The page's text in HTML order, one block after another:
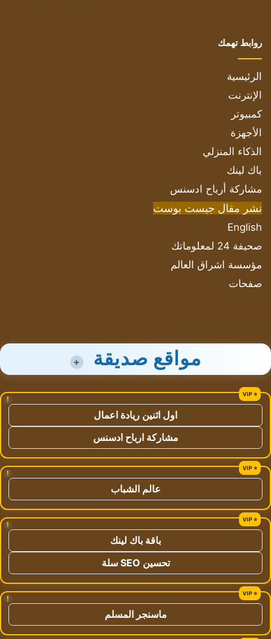
روابط تهمك
الرئيسية
الإنترنت
كمبيوتر
الأجهزة
الذكاء المنزلي
باك لينك
مشاركة أرباح ادسنس
نشر مقال جيست بوست
English
صحيفة 24 لمعلوماتك
مؤسسة اشراق العالم
صفحات
مواقع صديقة +
!
اول اثنين ريادة اعمال
مشاركة ارباح ادسنس
!
عالم الشباب
!
باقة باك لينك
تحسين SEO سلة
!
ماسنجر المسلم